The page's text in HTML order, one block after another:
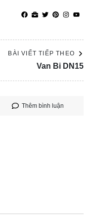
BÀI VIẾT TIẾP THEO
Van Bi DN15
Thêm bình luận